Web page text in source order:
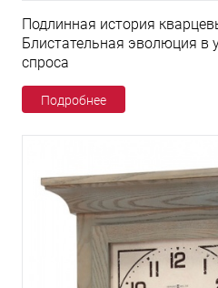
Подлинная история
Блистательная эволюция в
спроса
Подробнее